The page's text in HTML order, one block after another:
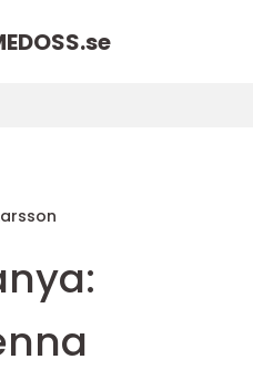
se